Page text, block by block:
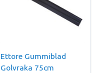
Ettore Gummiblad
Golvraka 75cm